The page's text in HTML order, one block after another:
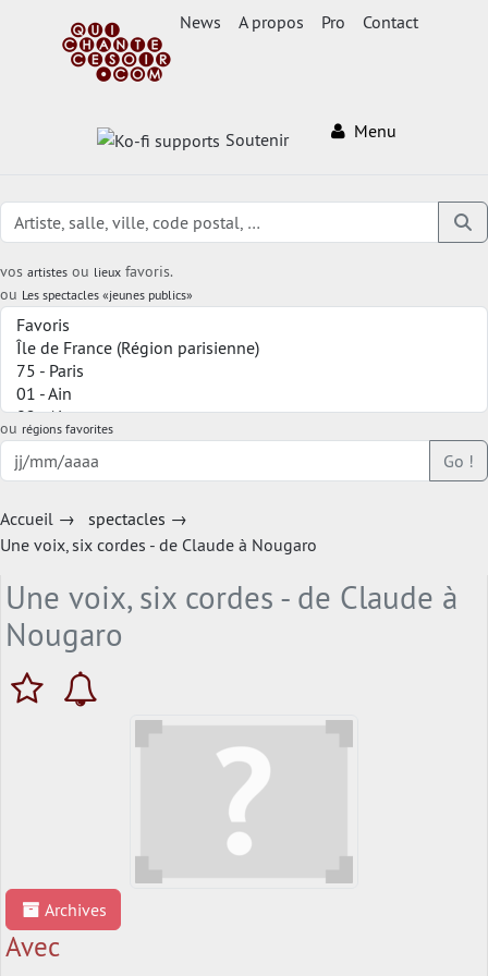
News A propos Pro Contact
Soutenir Menu
vos artistes ou lieux favoris.
ou Les spectacles «jeunes publics»
ou régions favorites
Go !
Accueil → spectacles →
Une voix, six cordes - de Claude à Nougaro
Une voix, six cordes - de Claude à
Nougaro
Archives
Avec